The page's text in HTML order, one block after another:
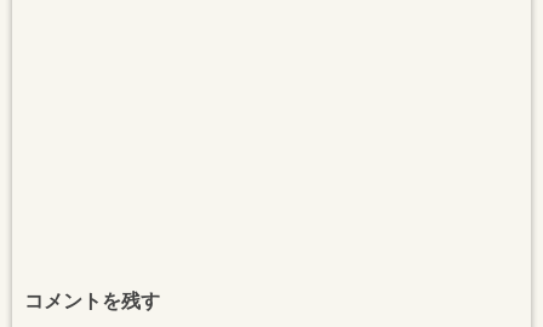
コメントを残す